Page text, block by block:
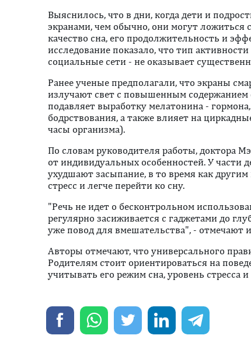
Выяснилось, что в дни, когда дети и
экранами, чем обычно, они могут ложиться
качество сна, его продолжительность и
исследование показало, что тип
социальные сети - не оказывает
Ранее ученые предполагали, что экраны
излучают свет с повышенным содержанием
подавляет выработку мелатонина -
бодрствования, а также влияет на
часы организма).
По словам руководителя работы, доктора
от индивидуальных особенностей. У части
ухудшают засыпание, в то время как
стресс и легче перейти ко сну.
"Речь не идет о бесконтрольном
регулярно засиживается с гаджетами до
уже повод для вмешательства", - отмечают
Авторы отмечают, что универсального
Родителям стоит ориентироваться на
учитывать его режим сна, уровень стресса